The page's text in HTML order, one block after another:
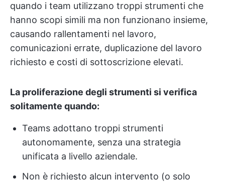
quando i team utilizzano troppi strumenti che
hanno scopi simili ma non funzionano insieme,
causando rallentamenti nel lavoro,
comunicazioni errate, duplicazione del lavoro
richiesto e costi di sottoscrizione elevati.
La proliferazione degli strumenti si verifica
solitamente quando:
Teams adottano troppi strumenti
autonomamente, senza una strategia
unificata a livello aziendale.
Non è richiesto alcun intervento (o solo